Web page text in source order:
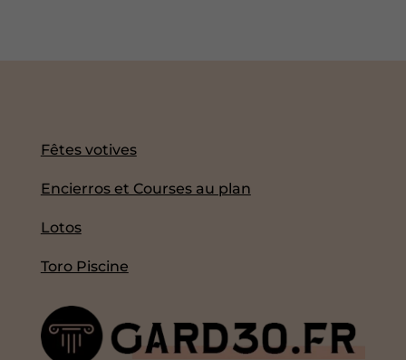
Fêtes votives
Encierros et Courses au plan
Lotos
Toro Piscine